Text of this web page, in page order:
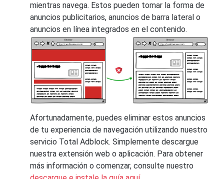
mientras navega. Estos pueden tomar la forma de
anuncios publicitarios, anuncios de barra lateral o
anuncios en línea integrados en el contenido.
Afortunadamente, puedes eliminar estos anuncios
de tu experiencia de navegación utilizando nuestro
servicio Total Adblock. Simplemente descargue
nuestra extensión web o aplicación. Para obtener
más información o comenzar, consulte nuestro